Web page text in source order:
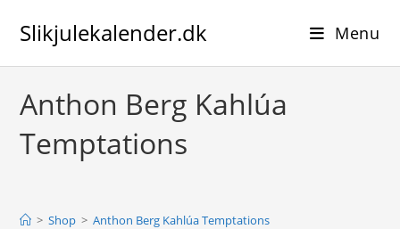
Slikjulekalender.dk Menu
Anthon Berg Kahlúa
Temptations
> Shop > Anthon Berg Kahlúa Temptations